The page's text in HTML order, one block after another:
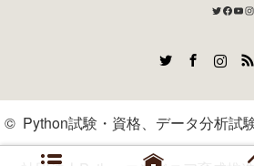
Twitter
RSS
© Python試験・資格、データ分析試